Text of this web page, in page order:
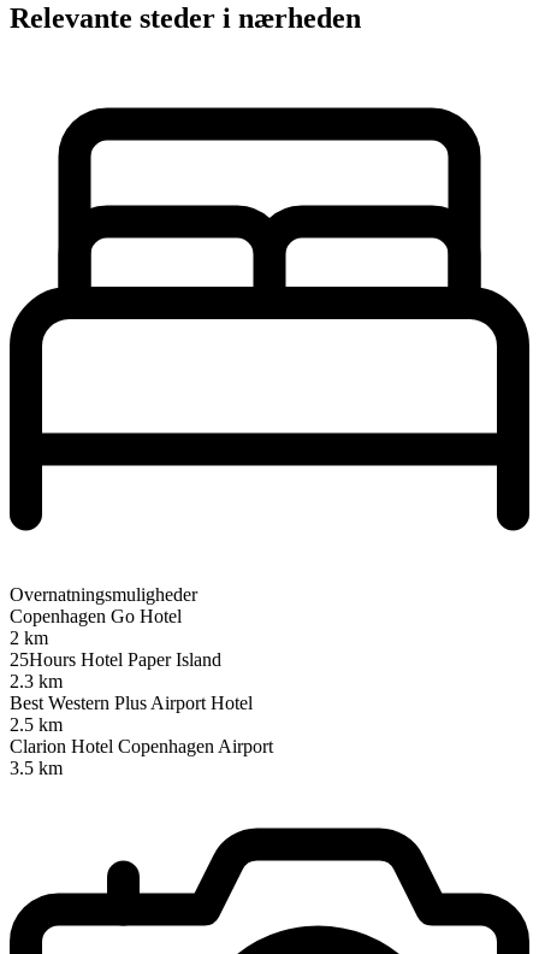
Relevante steder i nærheden
Overnatningsmuligheder
Copenhagen Go Hotel
2 km
25Hours Hotel Paper Island
2.3 km
Best Western Plus Airport Hotel
2.5 km
Clarion Hotel Copenhagen Airport
3.5 km